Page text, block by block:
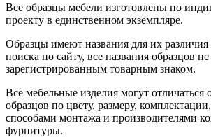
Все образцы мебели изготовлены по
проекту в единственном экземпляре.
Образцы имеют названия для их различия
поиска по сайту, все названия образцов
зарегистрированным товарным знаком.
Все мебельные изделия могут отличаться
образцов по цвету, размеру,
способами монтажа и производителями
фурнитуры.